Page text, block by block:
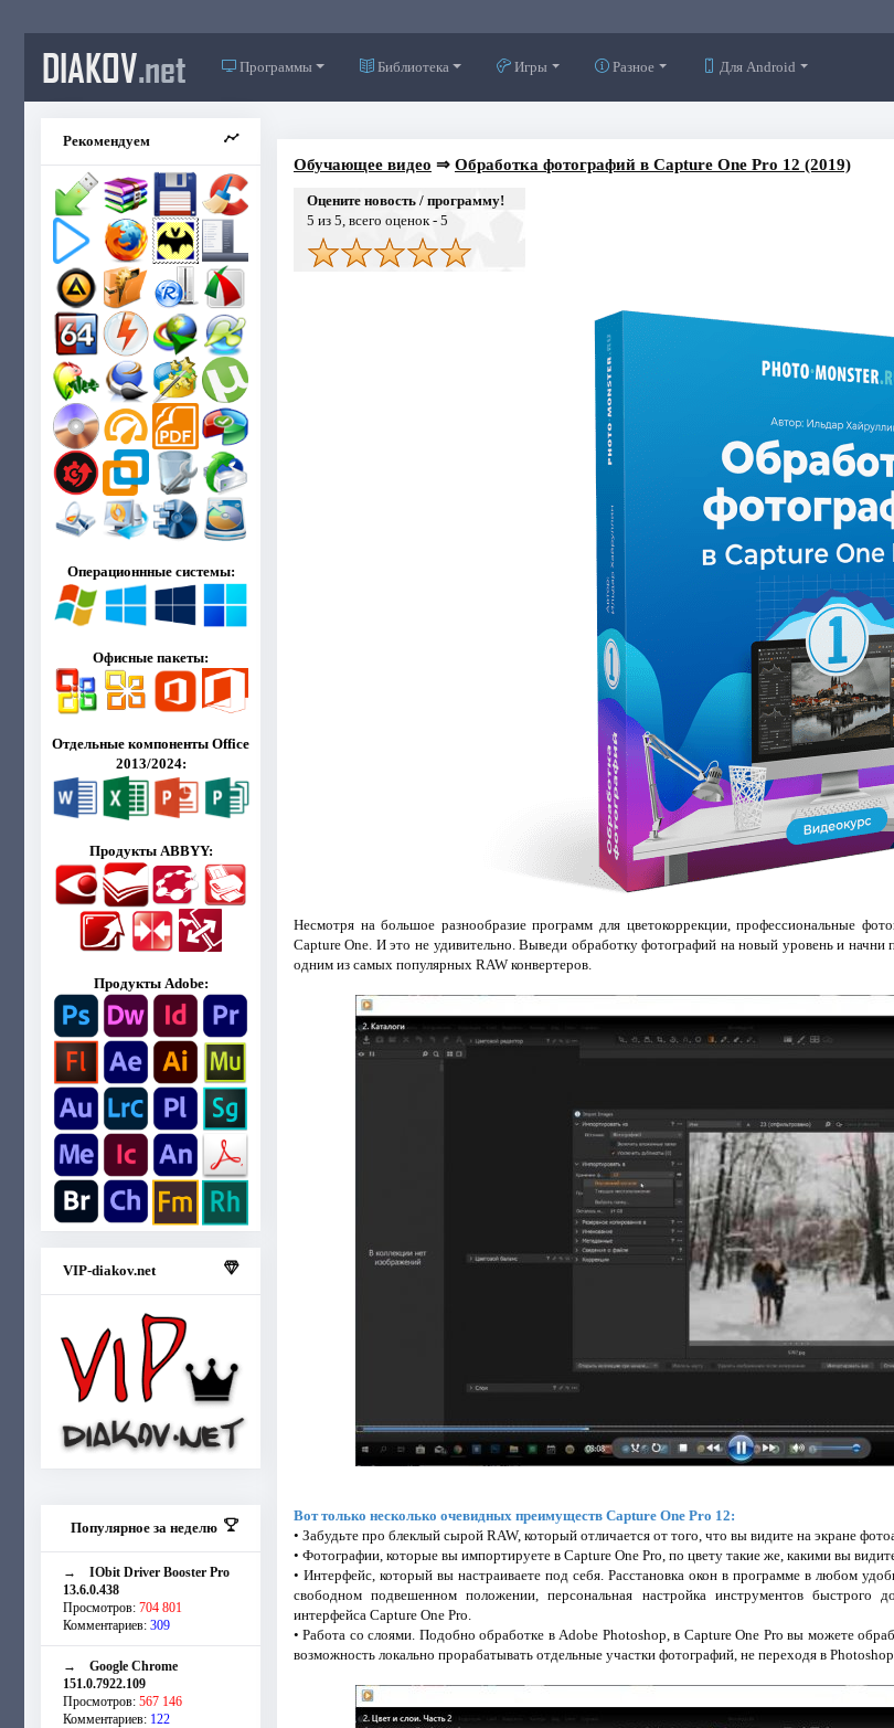
DIAKOV.net Программы Библиотека Игры Разное Для Android
Рекомендуем
Операционнные системы:
Офисные пакеты:
Отдельные компоненты Office
2013/2024:
Продукты ABBYY:
Продукты Adobe:
VIP-diakov.net
Популярное за неделю
→ IObit Driver Booster Pro
13.6.0.438
Просмотров: 704 801
Комментариев: 309
→ Google Chrome
151.0.7922.109
Просмотров: 567 146
Комментариев: 122
Обучающее видео ⇒ Обработка фотографий в Capture One Pro 12 (2019)
Оцените новость / программу!
5 из 5, всего оценок - 5
Несмотря на большое разнообразие программ для цветокоррекции, профессиональные
Capture One. И это не удивительно. Выведи обработку фотографий на новый уровень и начни
одним из самых популярных RAW конвертеров.
Вот только несколько очевидных преимуществ Capture One Pro 12:
• Забудьте про блеклый сырой RAW, который отличается от того, что вы видите на экране
• Фотографии, которые вы импортируете в Capture One Pro, по цвету такие же, какими вы
• Интерфейс, который вы настраиваете под себя. Расстановка окон в программе в любом
свободном подвешенном положении, персональная настройка инструментов быстрого
интерфейса Capture One Pro.
• Работа со слоями. Подобно обработке в Adobe Photoshop, в Capture One Pro вы можете
возможность локально прорабатывать отдельные участки фотографий, не переходя в Photoshop.